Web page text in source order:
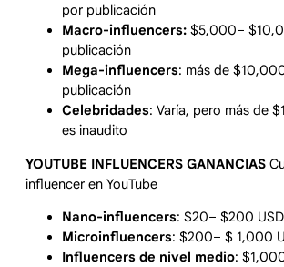
por publicación
Macro-influencers: $5,000–
publicación
Mega-influencers: más de
publicación
Celebridades: Varía, pero más de
es inaudito
YOUTUBE INFLUENCERS GANANCIAS
influencer en YouTube
Nano-influencers: $20– $200
Microinfluencers: $200– $ 1,000
Influencers de nivel medio: